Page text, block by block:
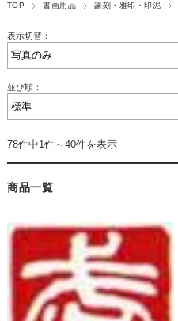
TOP 書画用品 篆刻・雅印・印泥
表示切替：
並び順：
78件中1件～40件を表示
商品一覧